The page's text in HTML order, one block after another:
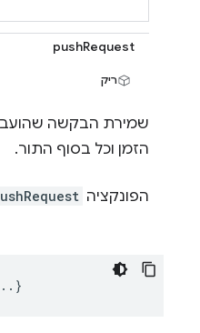
pushRequest
ריק
הזמן וכל בסוף התור.
הפונקציה